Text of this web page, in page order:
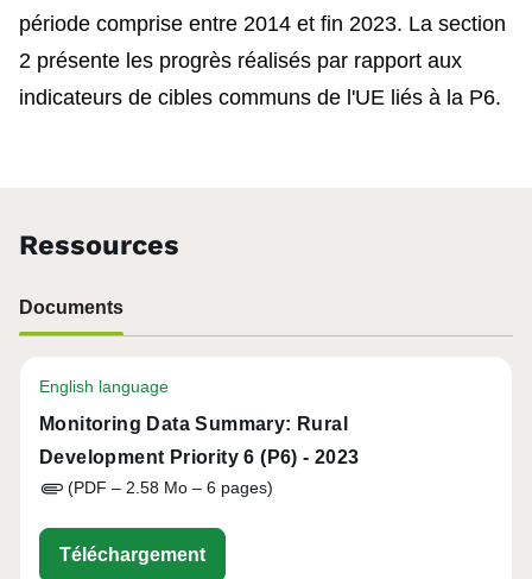
période comprise entre 2014 et fin 2023. La section
2 présente les progrès réalisés par rapport aux
indicateurs de cibles communs de l'UE liés à la P6.
Ressources
Documents
English language
Monitoring Data Summary: Rural
Development Priority 6 (P6) - 2023
(PDF – 2.58 Mo – 6 pages)
Téléchargementeu-cap-network-monitoring-data-